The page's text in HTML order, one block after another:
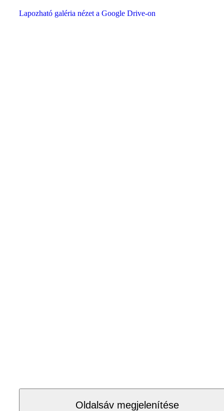
Lapozható galéria nézet a Google Drive-on
Oldalsáv megjelenítése